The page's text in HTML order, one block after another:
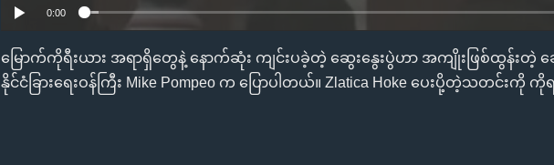
0:00
မြောက်ကိုရီးယား အရာရှိတွေနဲ့ နောက်ဆုံး ကျင်းပခဲ့တဲ့ ဆွေးနွေးပွဲဟာ အကျိုးဖြစ်ထွန်းတဲ့
နိုင်ငံခြားရေးဝန်ကြီး Mike Pompeo က ပြောပါတယ်။ Zlatica Hoke ပေးပို့တဲ့သတင်းကို ကိုရ